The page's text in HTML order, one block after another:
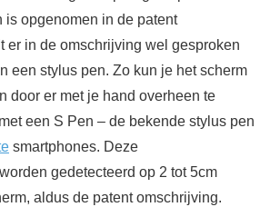
is opgenomen in de patent
er in de omschrijving wel gesproken
een stylus pen. Zo kun je het scherm
door er met je hand overheen te
een S Pen – de bekende stylus pen
smartphones. Deze
gedetecteerd op 2 tot 5cm
aldus de patent omschrijving.